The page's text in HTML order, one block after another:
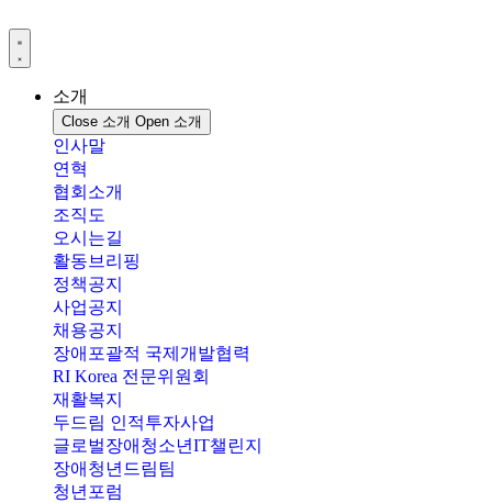
텐
츠
소개
Close 소개 Open 소개
인사말
연혁
협회소개
조직도
오시는길
활동브리핑
정책공지
사업공지
채용공지
장애포괄적 국제개발협력
RI Korea 전문위원회
재활복지
두드림 인적투자사업
글로벌장애청소년IT챌린지
장애청년드림팀
청년포럼